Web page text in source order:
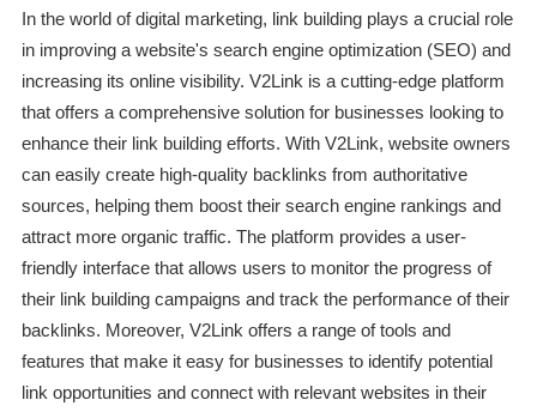
In the world of digital marketing, link building plays a crucial role
in improving a website's search engine optimization (SEO) and
increasing its online visibility. V2Link is a cutting-edge platform
that offers a comprehensive solution for businesses looking to
enhance their link building efforts. With V2Link, website owners
can easily create high-quality backlinks from authoritative
sources, helping them boost their search engine rankings and
attract more organic traffic. The platform provides a user-
friendly interface that allows users to monitor the progress of
their link building campaigns and track the performance of their
backlinks. Moreover, V2Link offers a range of tools and
features that make it easy for businesses to identify potential
link opportunities and connect with relevant websites in their